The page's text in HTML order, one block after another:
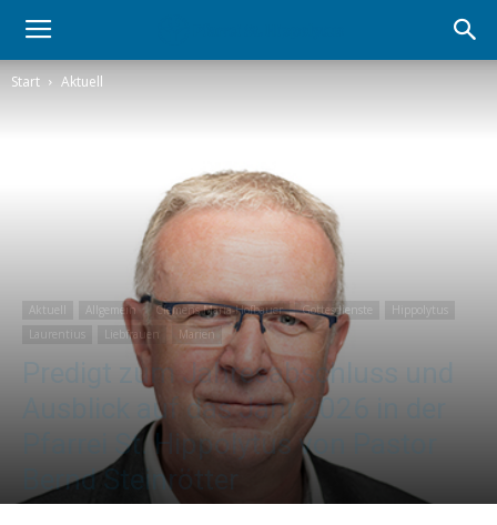
Start Aktuell
Aktuell Allgemein Clemens Maria-Hofbauer Gottesdienste
Hippolytus
Laurentius
Liebfrauen Marien
Predigt zum Jahresabschluss und
Ausblick auf das Jahr 2026 in der
Pfarrei St. Hippolytus von Pastor
Bernd Steinrötter